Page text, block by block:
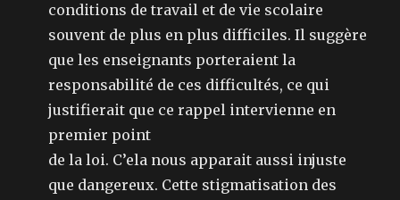
conditions de travail et de vie scolaire
souvent de plus en plus difficiles. Il suggère
que les enseignants porteraient la
responsabilité de ces difficultés, ce qui
justifierait que ce rappel intervienne en
premier point
de la loi. C’ela nous apparait aussi injuste
que dangereux. Cette stigmatisation des